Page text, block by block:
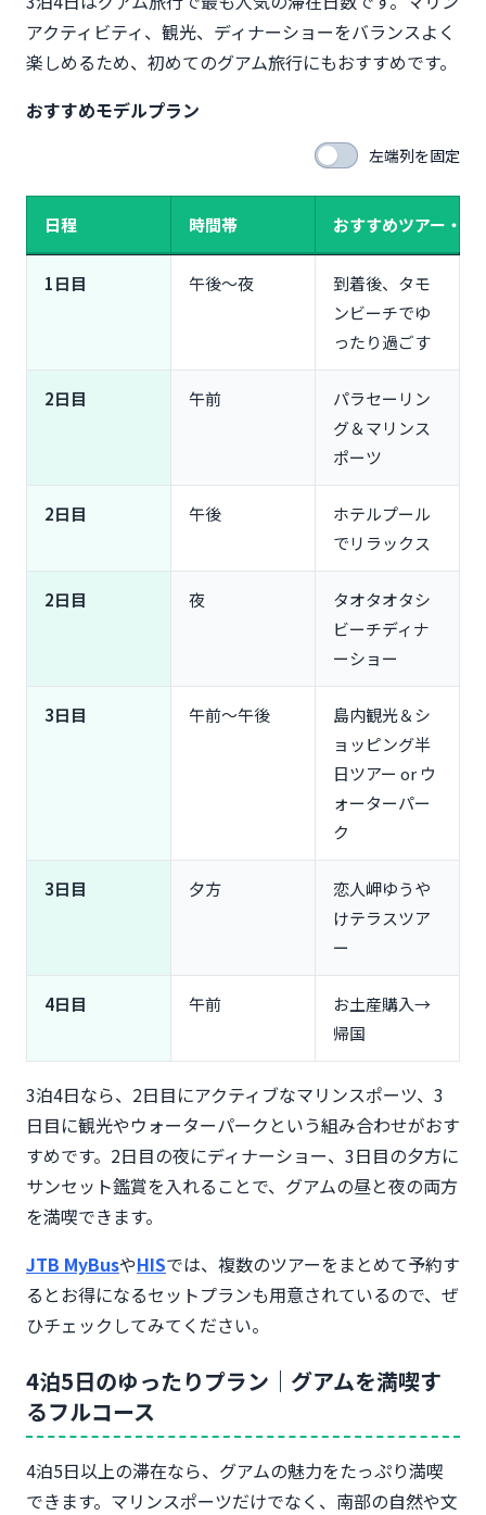
アクティビティ、観光、ディナーショーをバランスよく
楽しめるため、初めてのグアム旅行にもおすすめです。
おすすめモデルプラン
左端列を固定
日程 時間帯 おすすめツアー・過
1日目 午後〜夜
到着後、タモ
ンビーチでゆ
ったり過ごす
2日目 午前
パラセーリン
グ＆マリンス
ポーツ
2日目 午後
ホテルプール
でリラックス
2日目 夜
タオタオタシ
ビーチディナ
ーショー
3日目 午前〜午後
島内観光＆シ
ョッピング半
日ツアー or ウ
ォーターパー
ク
3日目 夕方
恋人岬ゆうや
けテラスツア
ー
4日目 午前
お土産購入→
帰国
3泊4日なら、2日目にアクティブなマリンスポーツ、3
日目に観光やウォーターパークという組み合わせがおす
すめです。2日目の夜にディナーショー、3日目の夕方に
サンセット鑑賞を入れることで、グアムの昼と夜の両方
を満喫できます。
JTB MyBusやHISでは、複数のツアーをまとめて予約す
るとお得になるセットプランも用意されているので、ぜ
ひチェックしてみてください。
4泊5日のゆったりプラン｜グアムを満喫す
るフルコース
4泊5日以上の滞在なら、グアムの魅力をたっぷり満喫
できます。マリンスポーツだけでなく、南部の自然や文